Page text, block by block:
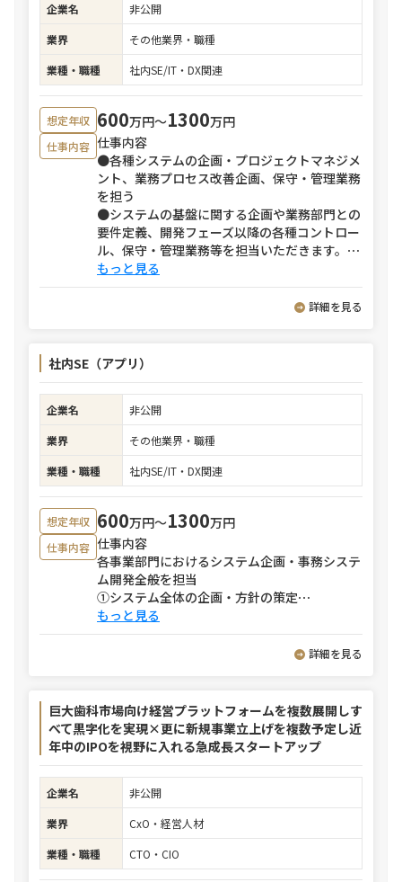
企業名
非公開
業界
その他業界・職種
業種・職種
社内SE/IT・DX関連
想定年収 600万円〜1300万円
仕事内容 仕事内容
●各種システムの企画・プロジェクトマネジメ
ント、業務プロセス改善企画、保守・管理業務
を担う
●システムの基盤に関する企画や業務部門との
要件定義、開発フェーズ以降の各種コントロー
ル、保守・管理業務等を担当いただきます。 ⋯
もっと見る
詳細を見る
社内SE（アプリ）
企業名
非公開
業界
その他業界・職種
業種・職種
社内SE/IT・DX関連
想定年収 600万円〜1300万円
仕事内容 仕事内容
各事業部門におけるシステム企画・事務システ
ム開発全般を担当
①システム全体の企画・方針の策定⋯
もっと見る
詳細を見る
巨大歯科市場向け経営プラットフォームを複数展開しす
べて黒字化を実現×更に新規事業立上げを複数予定し近
年中のIPOを視野に入れる急成長スタートアップ
企業名
非公開
業界
CxO・経営人材
業種・職種
CTO・CIO